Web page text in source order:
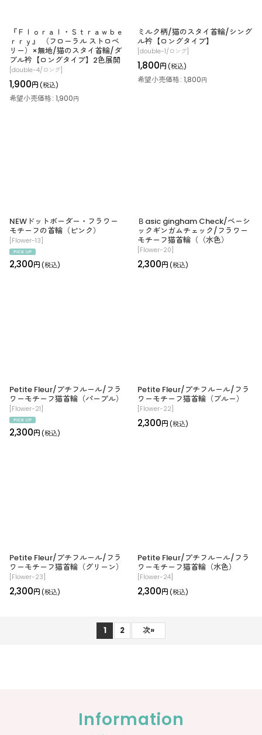
『Ｆｌｏｒａｌ・Ｓｔｒａｗｂｅ
ｒｒｙ』 （フローラル ストロベ
リー）×無地/猫のスタイ首輪/ダ
ブル衿【ロングタイプ】2色展開
double-4/ロング]
1,900円 (税込)
希望小売価格: 1,900円
ミルク柄/猫のスタイ首輪/シング
ル衿【ロングタイプ】
double-1/ロング]
1,800円 (税込)
希望小売価格: 1,800円
NEWドットボーダー・フラワー
モチーフの首輪（ピンク）
Flower-13
2,300円 (税込)
Ｂasic gingham Check/ベーシ
ックギンガムチェック/フラワー
モチーフ猫首輪（（水色）
Flower-20
2,300円 (税込)
Petite Fleur/プチフルール/フラ
ワーモチーフ猫首輪（パープル）
Flower-21
2,300円 (税込)
Petite Fleur/プチフルール/フラ
ワーモチーフ猫首輪（ブルー）
Flower-22
2,300円 (税込)
Petite Fleur/プチフルール/フラ
ワーモチーフ猫首輪（グリーン）
Flower-23
2,300円 (税込)
Petite Fleur/プチフルール/フラ
ワーモチーフ猫首輪（水色）
Flower-24
2,300円 (税込)
1 2 次»
Information